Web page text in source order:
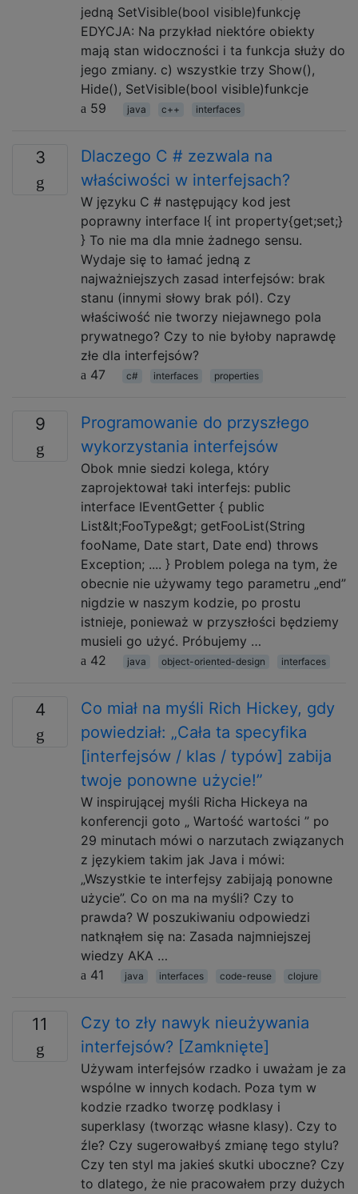
jedną SetVisible(bool visible)funkcję
EDYCJA: Na przykład niektóre obiekty
mają stan widoczności i ta funkcja służy do
jego zmiany. c) wszystkie trzy Show(),
Hide(), SetVisible(bool visible)funkcje
59
java c++ interfaces
3
Dlaczego C # zezwala na
właściwości w interfejsach?
W języku C # następujący kod jest
poprawny interface I{ int property{get;set;}
} To nie ma dla mnie żadnego sensu.
Wydaje się to łamać jedną z
najważniejszych zasad interfejsów: brak
stanu (innymi słowy brak pól). Czy
właściwość nie tworzy niejawnego pola
prywatnego? Czy to nie byłoby naprawdę
złe dla interfejsów?
47
c# interfaces properties
9
Programowanie do przyszłego
wykorzystania interfejsów
Obok mnie siedzi kolega, który
zaprojektował taki interfejs: public
interface IEventGetter { public
List&lt;FooType&gt; getFooList(String
fooName, Date start, Date end) throws
Exception; .... } Problem polega na tym, że
obecnie nie używamy tego parametru „end”
nigdzie w naszym kodzie, po prostu
istnieje, ponieważ w przyszłości będziemy
musieli go użyć. Próbujemy …
42
java object-oriented-design interfaces
4
Co miał na myśli Rich Hickey, gdy
powiedział: „Cała ta specyfika
[interfejsów / klas / typów] zabija
twoje ponowne użycie!”
W inspirującej myśli Richa Hickeya na
konferencji goto „ Wartość wartości ” po
29 minutach mówi o narzutach związanych
z językiem takim jak Java i mówi:
„Wszystkie te interfejsy zabijają ponowne
użycie”. Co on ma na myśli? Czy to
prawda? W poszukiwaniu odpowiedzi
natknąłem się na: Zasada najmniejszej
wiedzy AKA …
41
java interfaces code-reuse clojure
11
Czy to zły nawyk nieużywania
interfejsów? [Zamknięte]
Używam interfejsów rzadko i uważam je za
wspólne w innych kodach. Poza tym w
kodzie rzadko tworzę podklasy i
superklasy (tworząc własne klasy). Czy to
źle? Czy sugerowałbyś zmianę tego stylu?
Czy ten styl ma jakieś skutki uboczne? Czy
to dlatego, że nie pracowałem przy dużych